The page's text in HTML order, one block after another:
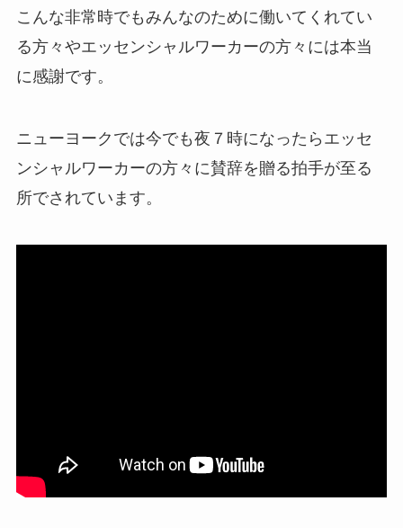
こんな非常時でもみんなのために働いてくれてい
る方々やエッセンシャルワーカーの方々には本当
に感謝です。
ニューヨークでは今でも夜７時になったらエッセ
ンシャルワーカーの方々に賛辞を贈る拍手が至る
所でされています。